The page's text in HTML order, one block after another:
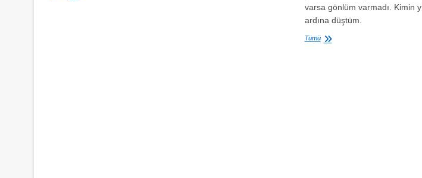
varsa gönlüm varmadı. Kimin
ardına düştüm.
TümüKİMİN